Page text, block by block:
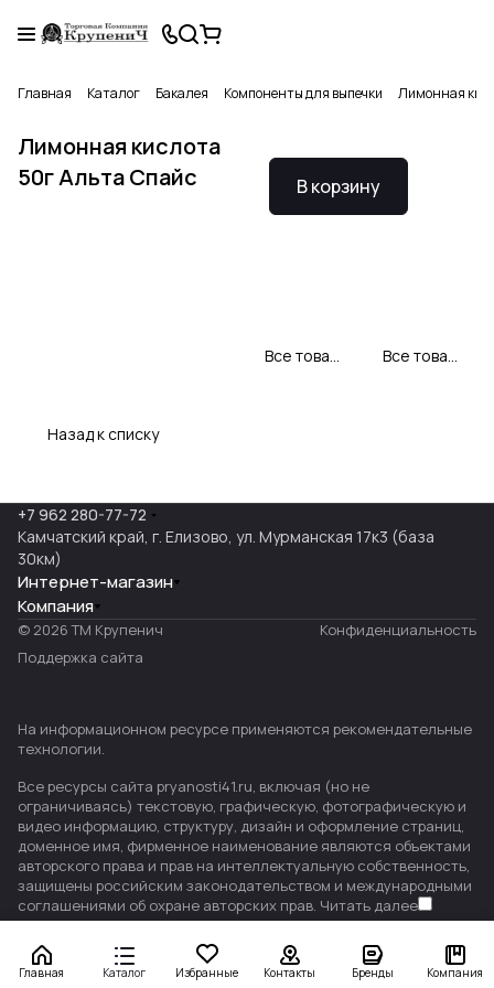
Главная Каталог Бакалея Компоненты для выпечки Лимонная
Лимонная кислота
50г Альта Спайс
В корзину
Все товары Альтаспайс Все товары категории
Назад к списку
Главная Каталог Избранные Контакты Бренды Компания
+7 962 280-77-72
Камчатский край, г. Елизово, ул. Мурманская 17к3 (база
30км)
Интернет-магазин
Компания
© 2026 ТМ Крупенич
Конфиденциальность
Поддержка сайта
На информационном ресурсе применяются рекомендательные
технологии.
Все ресурсы сайта pryanosti41.ru, включая (но не
ограничиваясь) текстовую, графическую, фотографическую и
видео информацию, структуру, дизайн и оформление страниц,
доменное имя, фирменное наименование являются объектами
авторского права и прав на интеллектуальную собственность,
защищены российским законодательством и международными
соглашениями об охране авторских прав. Читать далее